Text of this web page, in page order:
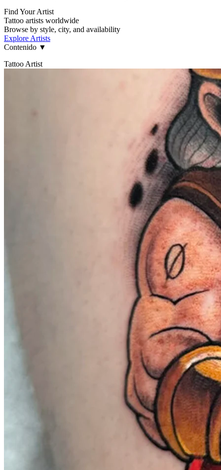
Find Your Artist
Tattoo artists worldwide
Browse by style, city, and availability
Explore Artists
Contenido ▼
Tattoo Artist